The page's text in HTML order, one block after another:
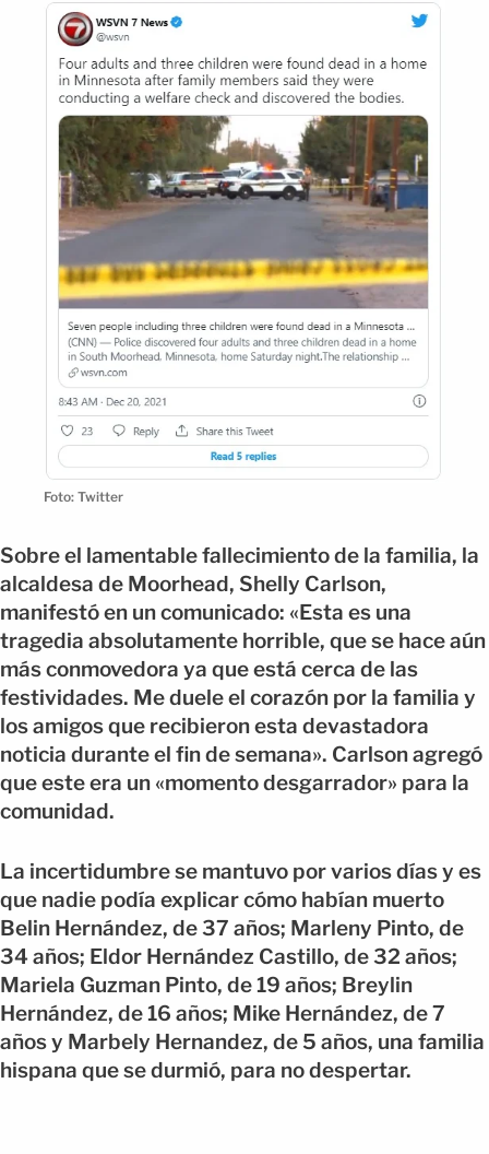
Foto: Twitter
Sobre el lamentable fallecimiento de la familia, la
alcaldesa de Moorhead, Shelly Carlson,
manifestó en un comunicado: «Esta es una
tragedia absolutamente horrible, que se hace aún
más conmovedora ya que está cerca de las
festividades. Me duele el corazón por la familia y
los amigos que recibieron esta devastadora
noticia durante el fin de semana». Carlson agregó
que este era un «momento desgarrador» para la
comunidad.
La incertidumbre se mantuvo por varios días y es
que nadie podía explicar cómo habían muerto
Belin Hernández, de 37 años; Marleny Pinto, de
34 años; Eldor Hernández Castillo, de 32 años;
Mariela Guzman Pinto, de 19 años; Breylin
Hernández, de 16 años; Mike Hernández, de 7
años y Marbely Hernandez, de 5 años, una familia
hispana que se durmió, para no despertar.